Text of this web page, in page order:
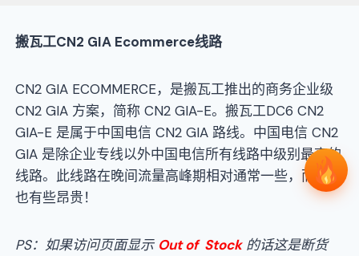
搬瓦工CN2 GIA Ecommerce线路
CN2 GIA ECOMMERCE，是搬瓦工推出的商务企业级
CN2 GIA 方案，简称 CN2 GIA-E。搬瓦工DC6 CN2
GIA-E 是属于中国电信 CN2 GIA 路线。中国电信 CN2
GIA 是除企业专线以外中国电信所有线路中级别最高的
线路。此线路在晚间流量高峰期相对通常一些，而价格
也有些昂贵！
PS：如果访问页面显示 Out of Stock的话这是断货